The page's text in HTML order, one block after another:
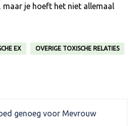
maar je hoeft het niet allemaal
EX OVERIGE TOXISCHE RELATIES
genoeg voor Mevrouw